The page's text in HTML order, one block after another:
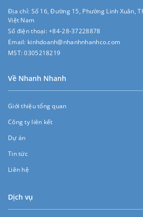
Địa chỉ: Số 16, Đường 15, Phường Linh Xuân,
Việt Nam
Số điện thoại:+84-28-37228878
Email: kinhdoanh@nhanhnhanhco.com
MST:0305218219
Về Nhanh Nhanh
Giới thiệu tổng quan
Công ty liên kết
Dự án
Tin tức
Liên hệ
Dịch vụ